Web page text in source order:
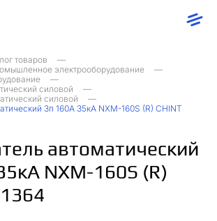
товаров
электрооборудование
силовой
силовой
3п 160А 35кА NXM-160S (R) CHINT
автоматический
NXM-160S (R)